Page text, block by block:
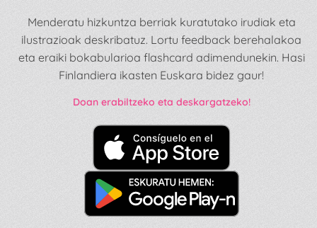
Menderatu hizkuntza berriak kuratutako irudiak eta
ilustrazioak deskribatuz. Lortu feedback berehalakoa
eta eraiki bokabularioa flashcard adimendunekin. Hasi
Finlandiera ikasten Euskara bidez gaur!
Doan erabiltzeko eta deskargatzeko!